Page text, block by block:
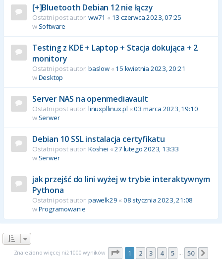
[+]Bluetooth Debian 12 nie łączy
Ostatni post autor: ww71 « 13 czerwca 2023, 07:25
w Software
Testing z KDE + Laptop + Stacja dokująca + 2
monitory
Ostatni post autor: baslow« 15 kwietnia 2023, 20:21
wDesktop
Server NAS na openmediavault
Ostatni post autor: linuxpllinux.pl «03 marca 2023, 19:10
w Serwer
Debian 10 SSL instalacja certyfikatu
Ostatni post autor: Koshei «27 lutego 2023, 13:33
w Serwer
jak przejść do lini wyżej w trybie interaktywnym
Pythona
Ostatni post autor: pawelk29 « 08 stycznia 2023, 21:08
wProgramowanie
Znaleziono więcej niż 1000 wyników Strona z50
1 2 3 4 5 … 50